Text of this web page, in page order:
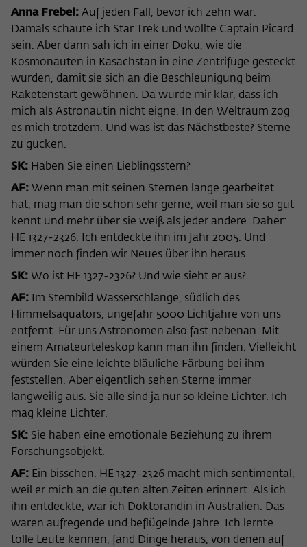
Anna Frebel: Auf jeden Fall, bevor ich zehn war.
Damals schaute ich Star Trek und wollte Captain Picard
sein. Aber dann sah ich in einer Doku, wie die
Kosmonauten in Kasachstan in eine Zentrifuge gesteckt
wurden, damit sie sich an die Beschleunigung beim
Raketenstart gewöhnen. Da wurde mir klar, dass ich
mich als Astronautin nicht eigne. In den Weltraum zog
es mich trotzdem. Und was ist das Nächstbeste? Sterne
zu gucken.
SK: Haben Sie einen Lieblingsstern?
AF: Wenn man mit seinen Sternen lange gearbeitet
hat, mag man die schon sehr gerne, weil man sie so gut
kennt und mehr über sie weiß als jeder andere. Daher:
HE 1327-2326. Ich entdeckte ihn im Jahr 2005. Und
immer noch finden wir Neues über ihn heraus.
SK: Wo ist HE 1327-2326? Und wie sieht er aus?
AF: Im Sternbild Wasserschlange, südlich des
Himmelsäquators, ungefähr 5000 Lichtjahre von uns
entfernt. Für uns Astronomen also fast nebenan. Mit
einem Amateurteleskop kann man ihn finden. Vielleicht
würden Sie eine leichte bläuliche Färbung bei ihm
feststellen. Aber eigentlich sehen Sterne immer
langweilig aus. Sie alle sind ja nur so kleine Lichter. Ich
mag kleine Lichter.
SK: Sie haben eine emotionale Beziehung zu ihrem
Forschungsobjekt.
AF: Ein bisschen. HE 1327-2326 macht mich sentimental,
weil er mich an die guten alten Zeiten erinnert. Als ich
ihn entdeckte, war ich Doktorandin in Australien. Das
waren aufregende und beflügelnde Jahre. Ich lernte
tolle Leute kennen, fand Dinge heraus, von denen auf
Name fe_typo_user
Anbieter Wissenschaftskolleg zu Berlin
Laufzeit Session-Dauer
Zweck
Dieses Cookie dient zur Identifizierung
einer Session-ID bei der Anmeldung am
Wissenschaftskollegs.
nicht an Dritte weitergegeben.
Anbieter Matomo
Laufzeit 13 Monate
Zweck
Dieses Cookie dient dazu, den/die
_pk_ref
Laufzeit 6 Monate
Zweck
von welcher Website oder Suchmaschine
der/die Besucher:in durch eine Verlinkung
auf wiko-berlin.de weitergeleitet wurde.
Name _pk_ses
Anbieter
Laufzeit 30 Minuten
Zweck
verwendet, vorübergehend Daten über
den aktuellen Aufenthalt des Besuchs auf
der Webseite des Wissenschaftskollegs
zu speichern.
Externe Inhalte
Wir verwenden auf unserer Webseite externe Inhalte, um
Ihnen zusätzliche Informationen anzubieten. Diese externen
Inhalte sind Videos der Video-Plattform Vimeo, Inhalte des
Nachrichtendienstes Bluesky und Karten der
OpenStreetMap Foundation (OSMF). Wenn Sie der
Darstellung externer Inhalte zustimmen, verwendet Vimeo
Ihre Nutzung der Videos zu speichern (z.B. Häufigkeit des
Aufrufes, Dauer der Abspielzeit, etc). Außerdem willigen Sie
ein, dass eine Verbindung zu den externen Diensten ggf. in
sog. Drittstaaten wie den USA hergestellt wird, deren
Datenschutzniveau von der EU nicht als mit EU-Standards
das Risiko, dass Ihre Daten durch dortige Behörden, zu
Kontroll- und zu Überwachungszwecken, möglicherweise
auch ohne Rechtsbehelfsmöglichkeiten, verarbeitet werden